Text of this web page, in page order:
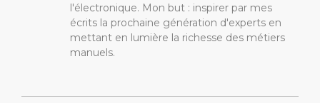
l'électronique. Mon but : inspirer par mes
écrits la prochaine génération d'experts en
mettant en lumière la richesse des métiers
manuels.